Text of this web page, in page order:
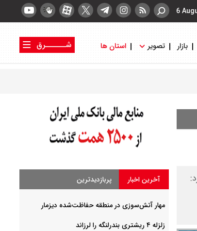
6
بازار تصویر استان ها
شــــــرق
آخرین اخبار پربازدیدترین
مهار آتش‌سوزی در منطقه حفاظت‌شده دیزمار
زلزله ۴ ریشتری بندرلنگه را لرزاند